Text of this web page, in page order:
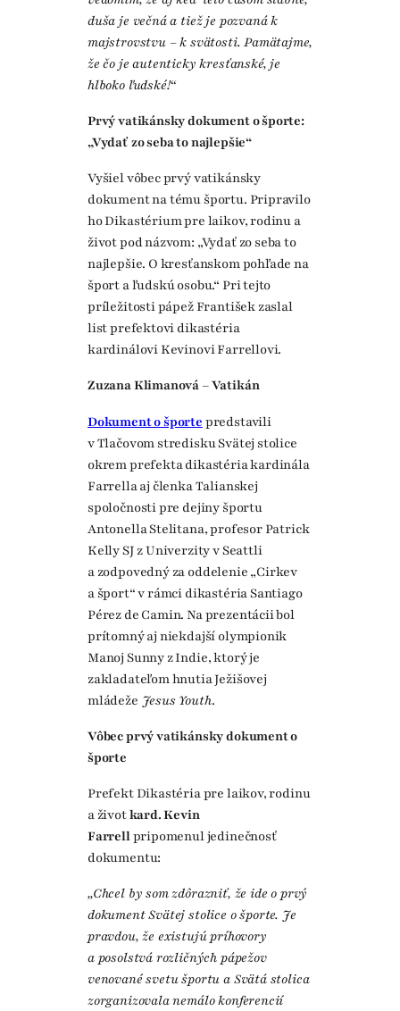
duša je večná a tiež je pozvaná k
majstrovstvu – k svätosti. Pamätajme,
že čo je autenticky kresťanské, je
hlboko ľudské!“
Prvý vatikánsky dokument o športe:
„Vydať zo seba to najlepšie“
Vyšiel vôbec prvý vatikánsky
dokument na tému športu. Pripravilo
ho Dikastérium pre laikov, rodinu a
život pod názvom: „Vydať zo seba to
najlepšie. O kresťanskom pohľade na
šport a ľudskú osobu.“ Pri tejto
príležitosti pápež František zaslal
list prefektovi dikastéria
kardinálovi Kevinovi Farrellovi.
Zuzana Klimanová – Vatikán
Dokument o športe predstavili
v Tlačovom stredisku Svätej stolice
okrem prefekta dikastéria kardinála
Farrella aj členka Talianskej
spoločnosti pre dejiny športu
Antonella Stelitana, profesor Patrick
Kelly SJ z Univerzity v Seattli
a zodpovedný za oddelenie „Cirkev
a šport“ v rámci dikastéria Santiago
Pérez de Camin. Na prezentácii bol
prítomný aj niekdajší olympionik
Manoj Sunny z Indie, ktorý je
zakladateľom hnutia Ježišovej
mládeže Jesus Youth.
Vôbec prvý vatikánsky dokument o
športe
Prefekt Dikastéria pre laikov, rodinu
a životkard. Kevin
Farrellpripomenul jedinečnosť
dokumentu:
„Chcel by som zdôrazniť, že ide o prvý
dokument Svätej stolice o športe. Je
pravdou, že existujú príhovory
a posolstvá rozličných pápežov
venované svetu športu a Svätá stolica
zorganizovala nemálo konferencií